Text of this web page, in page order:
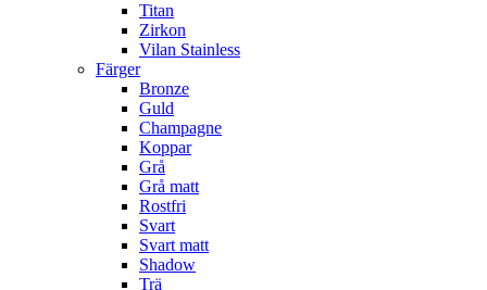
Titan
Zirkon
Vilan Stainless
Färger
Bronze
Guld
Champagne
Koppar
Grå
Grå matt
Rostfri
Svart
Svart matt
Shadow
Trä